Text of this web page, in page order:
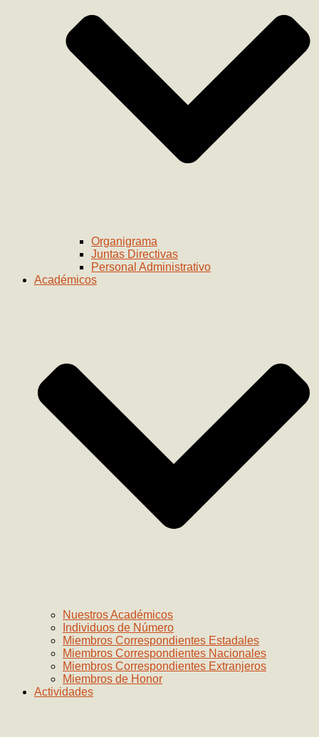
Organigrama
Juntas Directivas
Personal Administrativo
Académicos
Nuestros Académicos
Individuos de Número
Miembros Correspondientes Estadales
Miembros Correspondientes Nacionales
Miembros Correspondientes Extranjeros
Miembros de Honor
Actividades